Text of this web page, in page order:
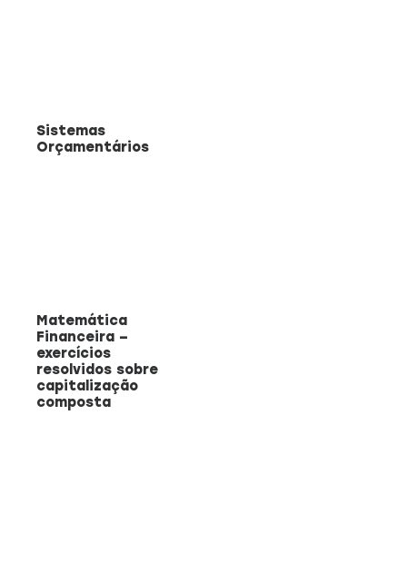
Sistemas
Orçamentários
Matemática
Financeira –
exercícios
resolvidos sobre
capitalização
composta